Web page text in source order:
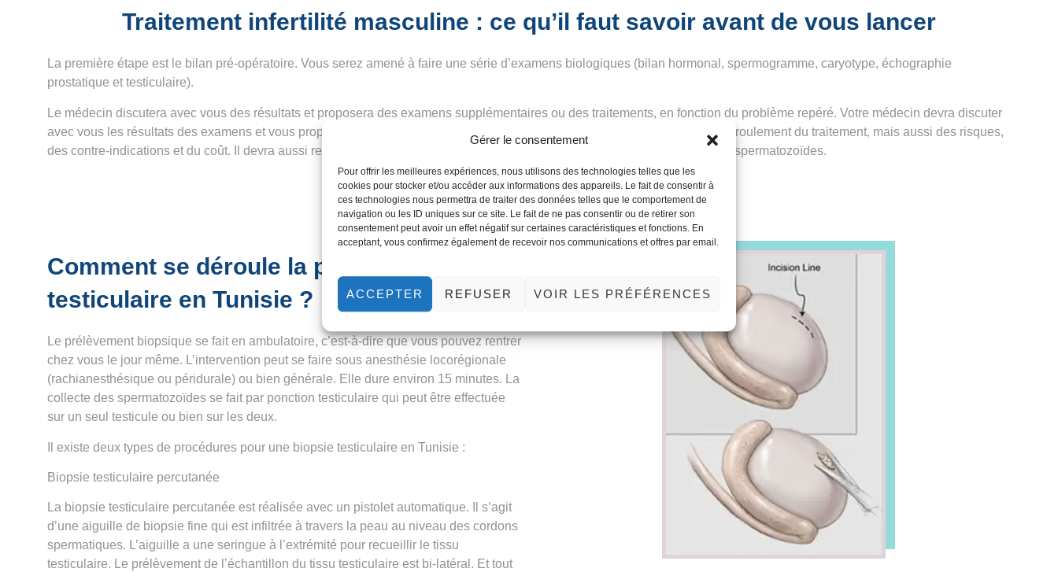
Gérer le consentement
Pour offrir les meilleures expériences, nous utilisons des technologies telles que les
cookies pour stocker et/ou accéder aux informations des appareils. Le fait de consentir à
ces technologies nous permettra de traiter des données telles que le comportement de
navigation ou les ID uniques sur ce site. Le fait de ne pas consentir ou de retirer son
consentement peut avoir un effet négatif sur certaines caractéristiques et fonctions. En
acceptant, vous confirmez également de recevoir nos communications et offres par email.
ACCEPTER REFUSER VOIR LES PRÉFÉRENCES
Traitement infertilité masculine : ce qu’il faut savoir avant de vous lancer
La première étape est le bilan pré-opératoire. Vous serez amené à faire une série d’examens biologiques (bilan hormonal, spermogramme, caryotype, échographie
prostatique et testiculaire).
Le médecin discutera avec vous des résultats et proposera des examens supplémentaires ou des traitements, en fonction du problème repéré. Votre médecin devra discuter
avec vous les résultats des examens et vous proposer le traitement adéquat. Il devra de même vous mettre au courant du déroulement du traitement, mais aussi des risques,
des contre-indications et du coût. Il devra aussi recueillir votre consentement concernant une potentielle congélation de vos
spermatozoïdes.
Comment se déroule la ponction
testiculaire en Tunisie ?
Le prélèvement biopsique se fait en ambulatoire, c’est-à-dire que vous pouvez rentrer
chez vous le jour même. L’intervention peut se faire sous anesthésie locorégionale
(rachianesthésique ou péridurale) ou bien générale. Elle dure environ 15 minutes. La
collecte des spermatozoïdes se fait par ponction testiculaire qui peut être effectuée
sur un seul testicule ou bien sur les deux.
Il existe deux types de procédures pour une biopsie testiculaire en Tunisie :
Biopsie testiculaire percutanée
La biopsie testiculaire percutanée est réalisée avec un pistolet automatique. Il s’agit
d’une aiguille de biopsie fine qui est infiltrée à travers la peau au niveau des cordons
spermatiques. L’aiguille a une seringue à l’extrémité pour recueillir le tissu
testiculaire. Le prélèvement de l’échantillon du tissu testiculaire est bi-latéral. Et tout